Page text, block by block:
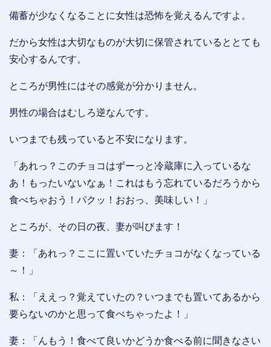
備蓄が少なくなることに女性は恐怖を覚えるんですよ。
だから女性は大切なものが大切に保管されているととても
安心するんです。
ところが男性にはその感覚が分かりません。
男性の場合はむしろ逆なんです。
いつまでも残っていると不安になります。
「あれっ？このチョコはずーっと冷蔵庫に入っているな
あ！もったいないなぁ！これはもう忘れているだろうから
食べちゃおう！パクッ！おおっ、美味しい！」
ところが、その日の夜、妻が叫びます！
妻：「あれっ？ここに置いていたチョコがなくなっている
～！」
私：「ええっ？覚えていたの？いつまでも置いてあるから
要らないのかと思って食べちゃったよ！」
妻：「んもう！食べて良いかどうか食べる前に聞きなさい